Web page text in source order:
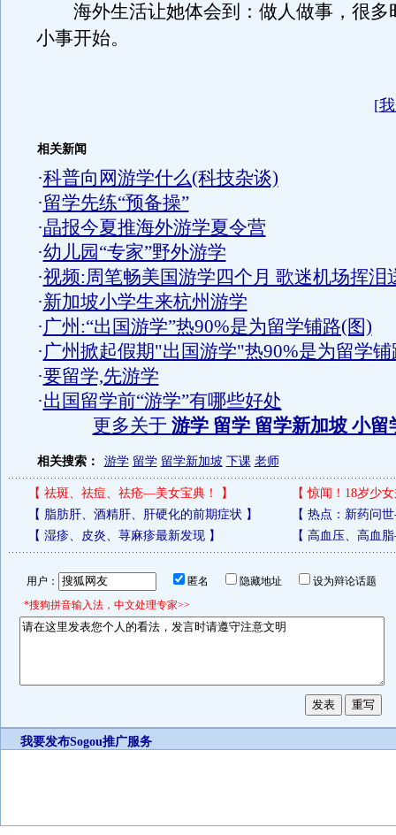
海外生活让她体会到：做人做事，很多
小事开始。
[
相关新闻
·科普向网游学什么(科技杂谈)
·留学先练“预备操”
·晶报今夏推海外游学夏令营
·幼儿园“专家”野外游学
·视频:周笔畅美国游学四个月 歌迷机场挥泪
·新加坡小学生来杭州游学
·广州:“出国游学”热90%是为留学铺路(图)
·广州掀起假期"出国游学"热90%是为留学铺
·要留学,先游学
·出国留学前“游学”有哪些好处
更多关于 游学 留学 留学新加坡 小留
相关搜索： 游学 留学 留学新加坡 下课 老师
【 祛斑、祛痘、祛疮—美女宝典！ 】 【惊闻！18岁少
【 脂肪肝、酒精肝、肝硬化的前期症状 】 【 热点：新药问
【 湿疹、皮炎、荨麻疹最新发现】 【 高血压、高血
用户： 匿名 隐藏地址
设为辩论话题
*搜狗拼音输入法，中文处理专家>>
我要发布Sogou推广服务